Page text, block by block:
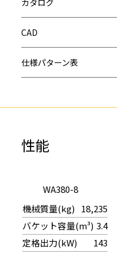
CAD
仕様パターン表
性能
WA380-8
18,235
3.4
143